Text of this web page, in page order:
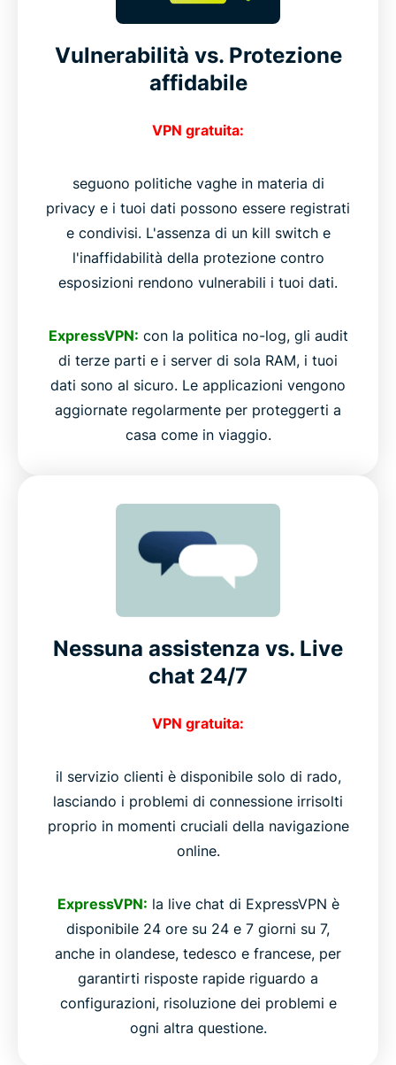
Vulnerabilità vs. Protezione
affidabile
VPN gratuita:
seguono politiche vaghe in materia di
privacy e i tuoi dati possono essere registrati
e condivisi. L'assenza di un kill switch e
l'inaffidabilità della protezione contro
esposizioni rendono vulnerabili i tuoi dati.
ExpressVPN: con la politica no-log, gli audit
di terze parti e i server di sola RAM, i tuoi
dati sono al sicuro. Le applicazioni vengono
aggiornate regolarmente per proteggerti a
casa come in viaggio.
Nessuna assistenza vs. Live
chat 24/7
VPN gratuita:
il servizio clienti è disponibile solo di rado,
lasciando i problemi di connessione irrisolti
proprio in momenti cruciali della navigazione
online.
ExpressVPN: la live chat di ExpressVPN è
disponibile 24 ore su 24 e 7 giorni su 7,
anche in olandese, tedesco e francese, per
garantirti risposte rapide riguardo a
configurazioni, risoluzione dei problemi e
ogni altra questione.